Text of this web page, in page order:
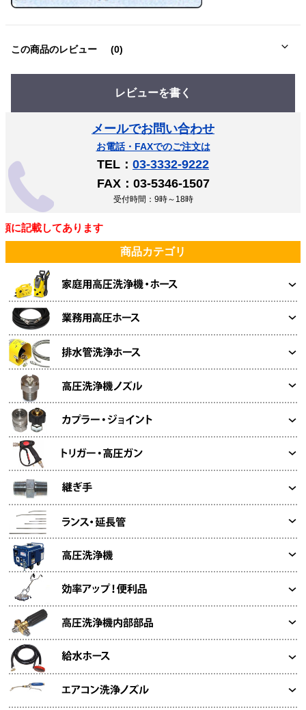
この商品のレビュー (0)
レビューを書く
メールでお問い合わせ
お電話・FAXでのご注文は
TEL： 03-3332-9222
FAX：03-5346-1507
受付時間：9時～18時
記載してあります
商品カテゴリ